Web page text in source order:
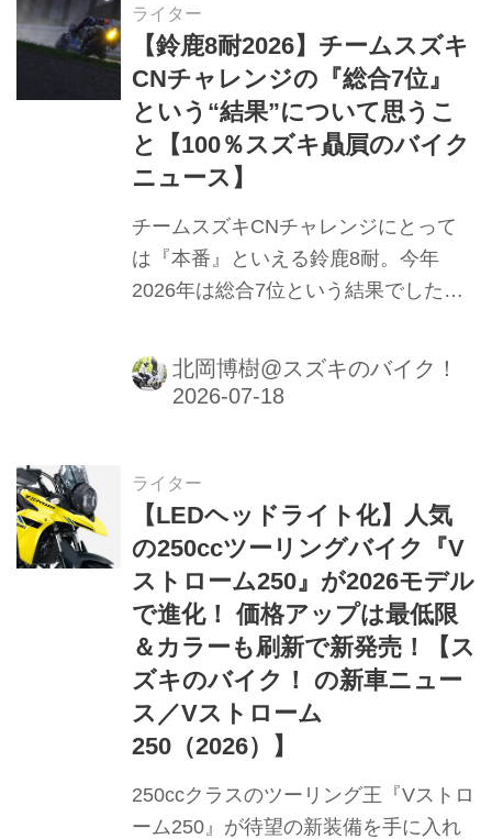
操作をサポートする素肌のようなフィ
ット感で、「いちど使うと手放せな
い」とやみつきになるライダーが続出
しています。迷っている間に売り切
れ…なんて事態を防ぐためにも、夏本
番を迎えた今こそすぐに、全国の2り
ィング&購入がおすすめです！
ライター
【鈴鹿8耐2026】チームスズキ
CNチャレンジの『総合7位』
という“結果”について思うこ
と【100％スズキ贔屓のバイク
ニュース】
チームスズキCNチャレンジにとって
は『本番』といえる鈴鹿8耐。今年
2026年は総合7位という結果でした
北岡博樹@スズキのバイク！
ライター
【LEDヘッドライト化】人気
の250ccツーリングバイク『V
ストローム250』が2026モデル
で進化！ 価格アップは最低限
＆カラーも刷新で新発売！【ス
ズキのバイク！ の新車ニュー
ス／Vストローム
250（2026）】
250ccクラスのツーリング王『Vストロ
ーム250』が待望の新装備を手に入れ